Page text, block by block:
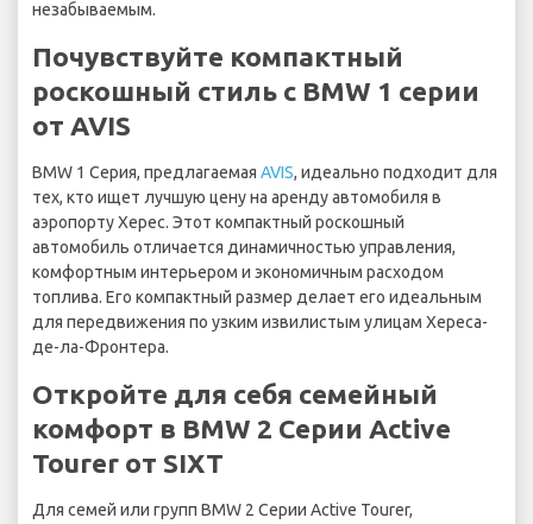
незабываемым.
Почувствуйте компактный
роскошный стиль с BMW 1 серии
от AVIS
BMW 1 Серия, предлагаемая AVIS, идеально подходит для
тех, кто ищет лучшую цену на аренду автомобиля в
аэропорту Херес. Этот компактный роскошный
автомобиль отличается динамичностью управления,
комфортным интерьером и экономичным расходом
топлива. Его компактный размер делает его идеальным
для передвижения по узким извилистым улицам Хереса-
де-ла-Фронтера.
Откройте для себя семейный
комфорт в BMW 2 Серии Active
Tourer от SIXT
Для семей или групп BMW 2 Серии Active Tourer,